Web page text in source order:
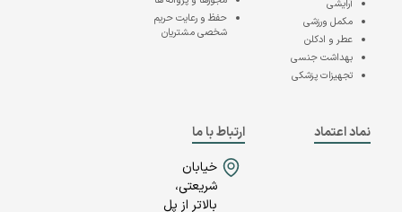
آرایشی
مکمل ورزشی
عطر و ادکلن
بهداشت جنسی
تجهیزات پزشکی
حفظ و رعایت حریم
شخصی مشتریان
نماد اعتماد
ارتباط با ما
خیابان
شریعتی،
بالاتر از پل